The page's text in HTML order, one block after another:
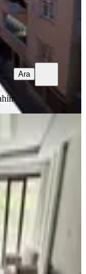
Ara
Daire
·20.07.2026